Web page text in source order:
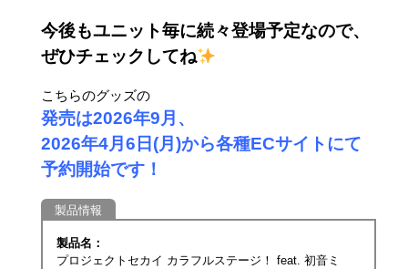
今後もユニット毎に続々登場予定なので、
ぜひチェックしてね
こちらのグッズの
発売は2026年9月、
2026年4月6日(月)から各種ECサイトにて
予約開始です！
製品情報
製品名：
プロジェクトセカイ カラフルステージ！ feat. 初音ミ